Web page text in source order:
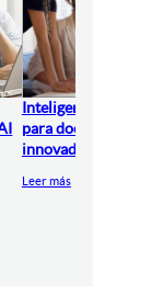
Inteligencia
para docentes
innovadores
Leer más